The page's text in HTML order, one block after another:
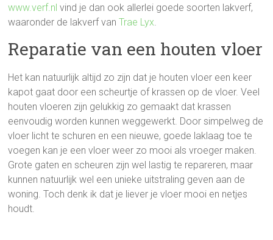
www.verf.nl vind je dan ook allerlei goede soorten lakverf,
waaronder de lakverf vanTrae Lyx.
Reparatie van een houten vloer
Het kan natuurlijk altijd zo zijn dat je houten vloer een keer
kapot gaat door een scheurtje of krassen op de vloer. Veel
houten vloeren zijn gelukkig zo gemaakt dat krassen
eenvoudig worden kunnen weggewerkt. Door simpelweg de
vloer licht te schuren en een nieuwe, goede laklaag toe te
voegen kan je een vloer weer zo mooi als vroeger maken.
Grote gaten en scheuren zijn wel lastig te repareren, maar
kunnen natuurlijk wel een unieke uitstraling geven aan de
woning. Toch denk ik dat je liever je vloer mooi en netjes
houdt.